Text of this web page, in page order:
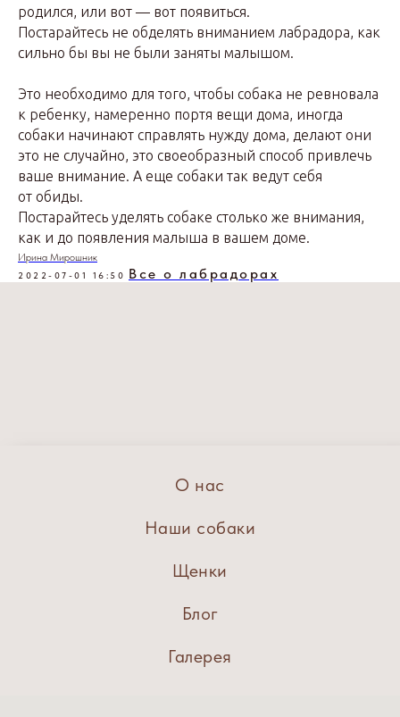
родился, или вот — вот появиться.
Постарайтесь не обделять вниманием лабрадора, как
сильно бы вы не были заняты малышом.
Это необходимо для того, чтобы собака не ревновала
к ребенку, намеренно портя вещи дома, иногда
собаки начинают справлять нужду дома, делают они
это не случайно, это своеобразный способ привлечь
ваше внимание. А еще собаки так ведут себя
от обиды.
Постарайтесь уделять собаке столько же внимания,
как и до появления малыша в вашем доме.
Ирина Мирошник
2022-07-01 16:50 Все о лабрадорах
О нас
Наши собаки
Щенки
Блог
Галерея